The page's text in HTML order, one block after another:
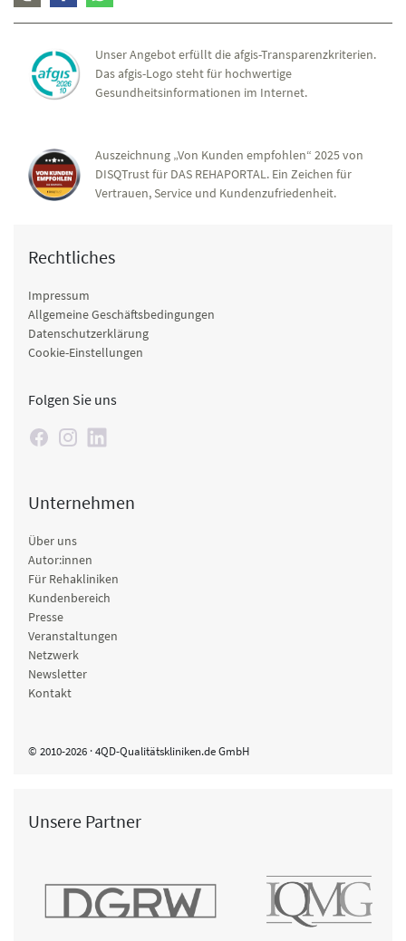
Unser Angebot erfüllt die afgis-Transparenzkriterien.
Das afgis-Logo steht für hochwertige
Gesundheitsinformationen im Internet.
Auszeichnung „Von Kunden empfohlen“ 2025 von
DISQTrust für DAS REHAPORTAL. Ein Zeichen für
Vertrauen, Service und Kundenzufriedenheit.
Rechtliches
Impressum
Allgemeine Geschäftsbedingungen
Datenschutzerklärung
Cookie-Einstellungen
Folgen Sie uns
Unternehmen
Über uns
Autor:innen
Für Rehakliniken
Kundenbereich
Presse
Veranstaltungen
Netzwerk
Newsletter
Kontakt
© 2010-2026 · 4QD-Qualitätskliniken.de GmbH
Unsere Partner